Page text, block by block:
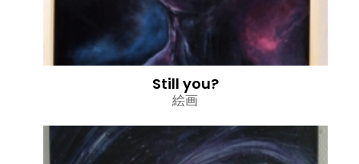
Still you?
絵画